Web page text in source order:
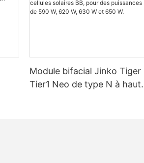
Module bifacial Jinko Tiger
Tier1 Neo de type N à haut